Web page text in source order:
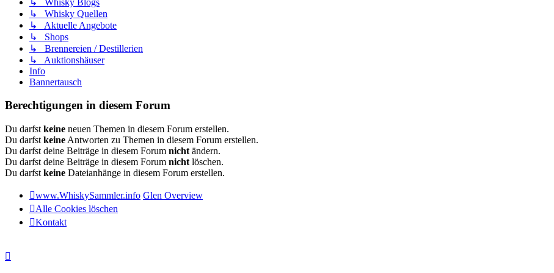
↳ Whisky Quellen
↳ Aktuelle Angebote
↳ Shops
↳ Brennereien / Destillerien
↳ Auktionshäuser
Info
Bannertausch
Berechtigungen in diesem Forum
Du darfst keine neuen Themen in diesem Forum erstellen.
Du darfst keine Antworten zu Themen in diesem Forum erstellen.
Du darfst deine Beiträge in diesem Forum nicht ändern.
Du darfst deine Beiträge in diesem Forum nicht löschen.
Du darfst keine Dateianhänge in diesem Forum erstellen.
www.WhiskySammler.info Glen Overview
Alle Cookies löschen
Kontakt